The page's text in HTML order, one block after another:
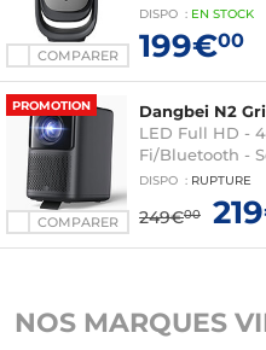
COMPARER
DISPO : EN STOCK
199€00
PROMOTION
COMPARER
Dangbei N2
LED Full HD -
Fi/Bluetooth -
DISPO : RUPTURE
249€00
NOS MARQUES